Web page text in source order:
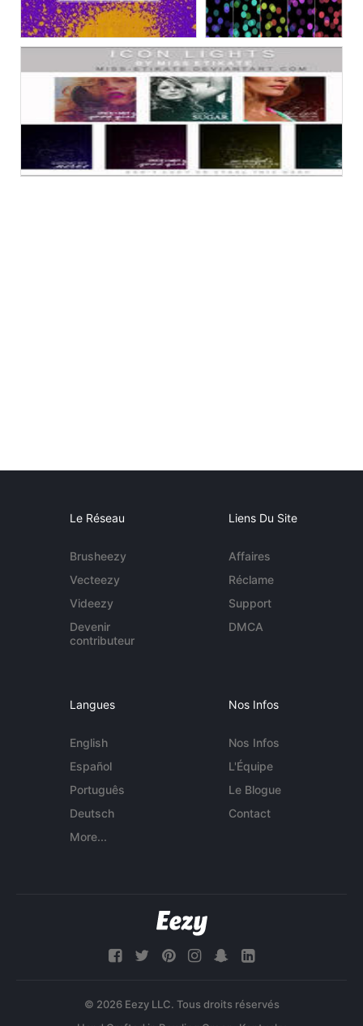
Le Réseau
Brusheezy
Vecteezy
Videezy
Devenir
contributeur
Liens Du Site
Affaires
Réclame
Support
DMCA
Langues
English
Español
Português
Deutsch
More...
Nos Infos
Nos Infos
L'Équipe
Le Blogue
Contact
© 2026 Eezy LLC. Tous droits réservés